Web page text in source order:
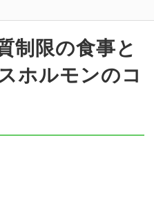
制限の食事と
ホルモンのコ